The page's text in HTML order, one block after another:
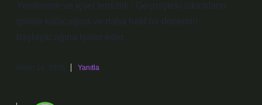
Yenilenme ve içsel temizlik : Geçmişteki sıkıntıların
geride kalacağına ve daha hafif bir dönemin
başlayacağına işaret eder.
Nisan 18, 2026 Yanıtla